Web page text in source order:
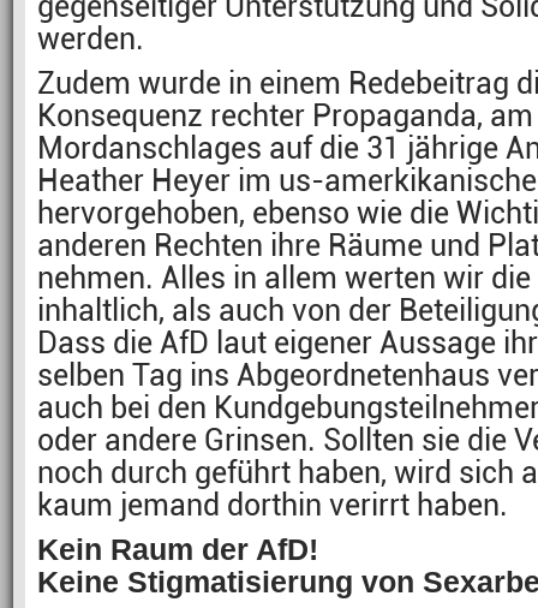
werden.
Zudem wurde in einem Redebeitrag
Konsequenz rechter Propaganda,
Mordanschlages auf die 31 jährige
Heather Heyer im us-
hervorgehoben, ebenso wie die
anderen Rechten ihre Räume und
nehmen. Alles in allem werten wir
inhaltlich, als auch von der
Dass die AfD laut eigener Aussage
selben Tag ins Abgeordnetenhaus
auch bei den
oder andere Grinsen. Sollten sie die
noch durch geführt haben, wird sich
kaum jemand dorthin verirrt haben.
Kein Raum der AfD!
Keine Stigmatisierung von